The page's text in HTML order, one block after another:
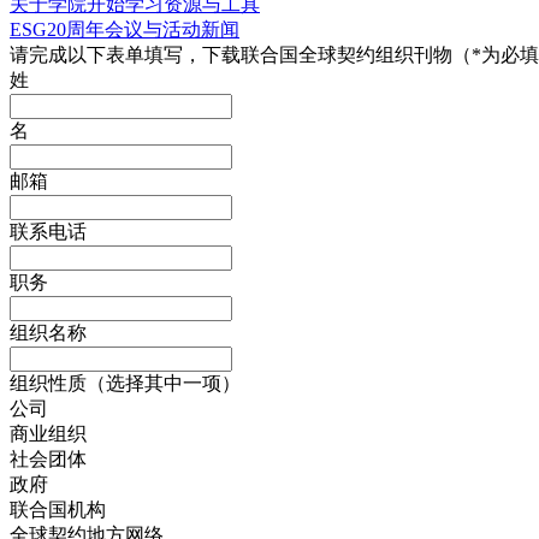
关于学院开始学习资源与工具
ESG20周年会议与活动新闻
请完成以下表单填写，下载联合国全球契约组织刊物（*为必填
姓
名
邮箱
联系电话
职务
组织名称
组织性质（选择其中一项）
公司
商业组织
社会团体
政府
联合国机构
全球契约地方网络